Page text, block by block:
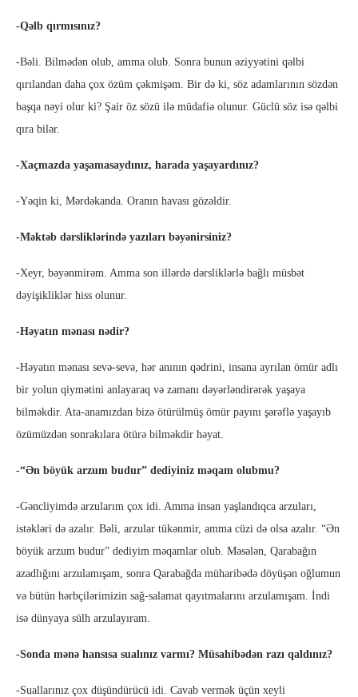
-Qəlb qırmısınız?
-Bəli. Bilmədən olub, amma olub. Sonra bunun əziyyətini qəlbi
qırılandan daha çox özüm çəkmişəm. Bir də ki, söz adamlarının sözdən
başqa nəyi olur ki? Şair öz sözü ilə müdafiə olunur. Güclü söz isə qəlbi
qıra bilər.
-Xaçmazda yaşamasaydınız, harada yaşayardınız?
-Yəqin ki, Mərdəkanda. Oranın havası gözəldir.
-Məktəb dərsliklərində yazıları bəyənirsiniz?
-Xeyr, bəyənmirəm. Amma son illərdə dərsliklərlə bağlı müsbət
dəyişikliklər hiss olunur.
-Həyatın mənası nədir?
-Həyatın mənası sevə-sevə, hər anının qədrini, insana ayrılan ömür adlı
bir yolun qiymətini anlayaraq və zamanı dəyərləndirərək yaşaya
bilməkdir. Ata-anamızdan bizə ötürülmüş ömür payını şərəflə yaşayıb
özümüzdən sonrakılara ötürə bilməkdir həyat.
-“Ən böyük arzum budur” dediyiniz məqam olubmu?
-Gəncliyimdə arzularım çox idi. Amma insan yaşlandıqca arzuları,
istəkləri də azalır. Bəli, arzular tükənmir, amma cüzi də olsa azalır. “Ən
böyük arzum budur” dediyim məqamlar olub. Məsələn, Qarabağın
azadlığını arzulamışam, sonra Qarabağda müharibədə döyüşən oğlumun
və bütün hərbçilərimizin sağ-salamat qayıtmalarını arzulamışam. İndi
isə dünyaya sülh arzulayıram.
-Sonda mənə hansısa sualınız varmı? Müsahibədən razı qaldınız?
-Suallarınız çox düşündürücü idi. Cavab vermək üçün xeyli